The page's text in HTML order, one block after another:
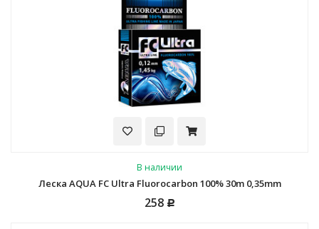
В наличии
Леска AQUA FC Ultra Fluorocarbon 100% 30m 0,35mm
258 Р